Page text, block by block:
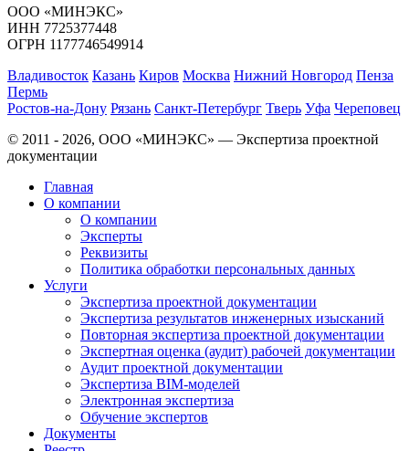
ООО «МИНЭКС»
ИНН 7725377448
ОГРН 1177746549914
Владивосток Казань Киров Москва Нижний Новгород Пенза
Пермь
Ростов-на-Дону Рязань Санкт-Петербург Тверь Уфа Череповец
© 2011 - 2026, ООО «МИНЭКС» — Экспертиза проектной
документации
Главная
О компании
О компании
Эксперты
Реквизиты
Политика обработки персональных данных
Услуги
Экспертиза проектной документации
Экспертиза результатов инженерных изысканий
Повторная экспертиза проектной документации
Экспертная оценка (аудит) рабочей документации
Аудит проектной документации
Экспертиза BIM-моделей
Электронная экспертиза
Обучение экспертов
Документы